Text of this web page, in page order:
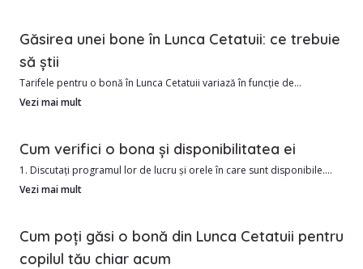
În Lunca Cetatuii avem în momentul de față 1412 bone verificate si
Avantajele angajării unui babysitter din Lunca Cetatuii includ:
2. Îngrijire personalizată în funcție de nevoile copilului dumneavoastră
Găsirea unei bone în Lunca Cetatuii: ce trebuie
să știi
Tarifele pentru o bonă în Lunca Cetatuii variază în funcție de
experiență și program, pornind de la aproximativ 51.97 RON/oră. În
Angajarea unei babysitter este un angajament mare și este important
să știi dacă persoana pe care o angajezi este potrivită pentru familia
Vezi mai mult
Cum verifici o bona și disponibilitatea ei
1. Discutați programul lor de lucru și orele în care sunt disponibile.
2. Solicitați referințe de la alte familii.
4. Obțineți un examen medical sau întrebați dacă au vaccinuri curente.
Vezi mai mult
Cum poți găsi o bonă din Lunca Cetatuii pentru
copilul tău chiar acum